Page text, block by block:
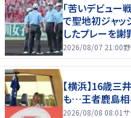
｢苦いデビュー
で聖地初ジャッ
したプレーを謝
2026/08/07 21:00
【横浜】16歳
も…王者鹿島相
2026/08/08 08:01